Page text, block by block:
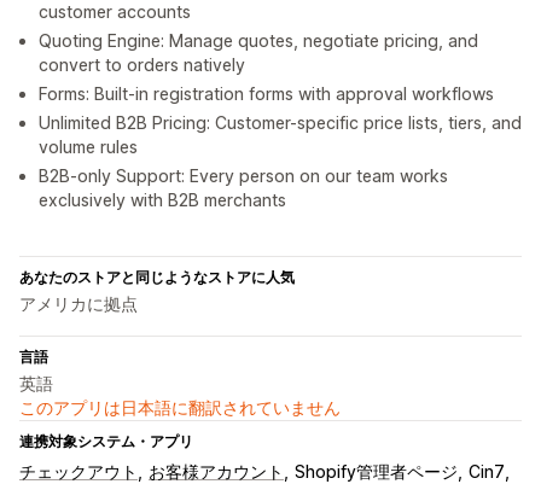
customer accounts
Quoting Engine: Manage quotes, negotiate pricing, and
convert to orders natively
Forms: Built-in registration forms with approval workflows
Unlimited B2B Pricing: Customer-specific price lists, tiers, and
volume rules
B2B-only Support: Every person on our team works
exclusively with B2B merchants
あなたのストアと同じようなストアに人気
アメリカに拠点
言語
英語
このアプリは日本語に翻訳されていません
連携対象システム・アプリ
チェックアウト お客様アカウント Shopify管理者ページ Cin7